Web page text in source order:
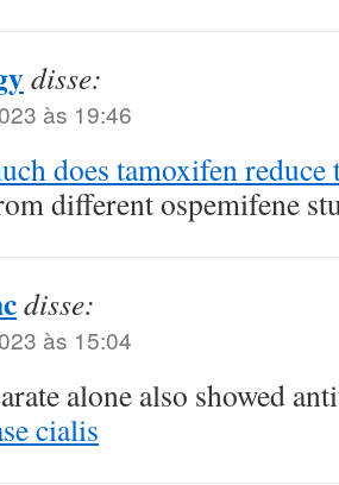
disse:
às 19:46
does tamoxifen
different ospemifene
disse:
às 15:04
alone also showed
cialis